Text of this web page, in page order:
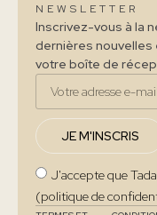
NEWSLETTER
Inscrivez-vous à la
dernières nouvelles
votre boîte de
JE M'INSCRIS
J'accepte que
(politique de